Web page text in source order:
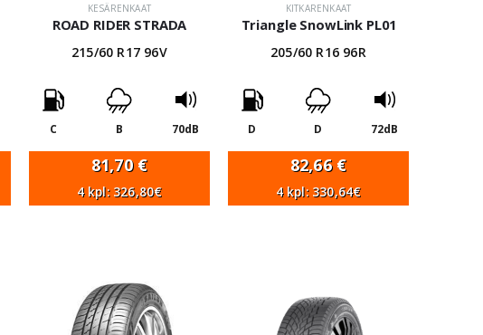
KESÄRENKAAT
ROAD RIDER STRADA
215/60 R17 96V
C B 70dB
81,70 €
4 kpl: 326,80€
KITKARENKAAT
Triangle SnowLink PL01
205/60 R16 96R
D D 72dB
82,66 €
4 kpl: 330,64€